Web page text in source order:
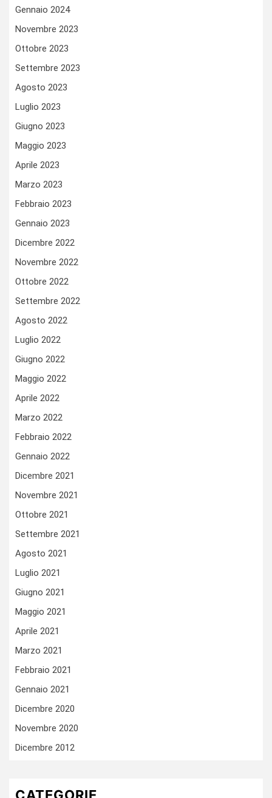
Gennaio 2024
Novembre 2023
Ottobre 2023
Settembre 2023
Agosto 2023
Luglio 2023
Giugno 2023
Maggio 2023
Aprile 2023
Marzo 2023
Febbraio 2023
Gennaio 2023
Dicembre 2022
Novembre 2022
Ottobre 2022
Settembre 2022
Agosto 2022
Luglio 2022
Giugno 2022
Maggio 2022
Aprile 2022
Marzo 2022
Febbraio 2022
Gennaio 2022
Dicembre 2021
Novembre 2021
Ottobre 2021
Settembre 2021
Agosto 2021
Luglio 2021
Giugno 2021
Maggio 2021
Aprile 2021
Marzo 2021
Febbraio 2021
Gennaio 2021
Dicembre 2020
Novembre 2020
Dicembre 2012